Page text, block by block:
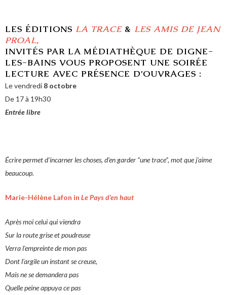
LES ÉDITIONS LA TRACE& LES AMIS DE JEAN
PROAL,
INVITÉS PAR LA MÉDIATHÈQUE DE DIGNE-
LES-BAINS VOUS PROPOSENT UNE SOIRÉE
LECTURE AVEC PRÉSENCE D’OUVRAGES :
Le vendredi 8 octobre
De 17 à 19h30
Entrée libre
Écrire permet d’incarner les choses, d’en garder “une trace”, mot que j’aime
beaucoup.
Marie-Hélène Lafon in Le Pays d’en haut
Après moi celui qui viendra
Sur la route grise et poudreuse
Verra l’empreinte de mon pas
Dont l’argile un instant se creuse,
Mais ne se demandera pas
Quelle peine appuya ce pas